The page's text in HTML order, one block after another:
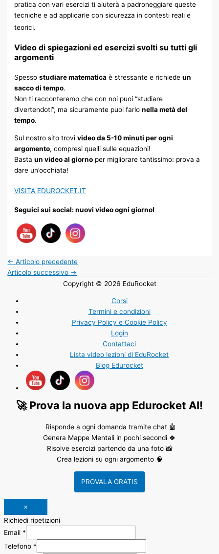
pratica con vari esercizi ti aiuterà a padroneggiare queste
tecniche e ad applicarle con sicurezza in contesti reali e
teorici.
Video di spiegazioni ed esercizi svolti su tutti gli
argomenti
Spessostudiare matematica è stressante e richiedeun
sacco di tempo.
Non ti racconteremo che con noi puoi “studiare
divertendoti”, ma sicuramente puoi farlonella metà del
tempo.
Sul nostro sito trovivideo da 5-10 minuti per ogni
argomento, compresi quelli sulle equazioni!
Bastaun video al giorno per migliorare tantissimo: prova a
dare un’occhiata!
VISITA EDUROCKET.IT
Seguici sui social: nuovi video ogni giorno!
← Articolo precedente
Articolo successivo →
Copyright © 2026 EduRocket
Corsi
Termini e condizioni
Privacy Policy e Cookie Policy
Login
Contattaci
Lista video lezioni di EduRocket
Blog Edurocket
🚀 Prova la nuova app Edurocket AI!
Risponde a ogni domanda tramite chat 🤖
Genera Mappe Mentali in pochi secondi 🍀
Risolve esercizi partendo da una foto 📸
Crea lezioni su ogni argomento 🧠
PROVALA GRATIS
×
Richiedi ripetizioni
Email *
Telefono *